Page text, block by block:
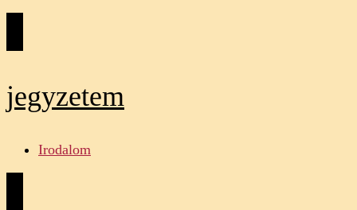
jegyzetem
Irodalom